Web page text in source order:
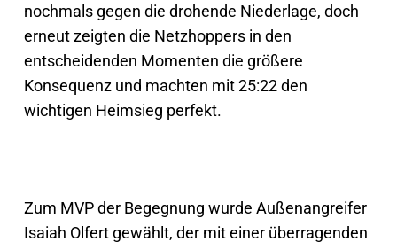
nochmals gegen die drohende Niederlage, doch
erneut zeigten die Netzhoppers in den
entscheidenden Momenten die größere
Konsequenz und machten mit 25:22 den
wichtigen Heimsieg perfekt.
Zum MVP der Begegnung wurde Außenangreifer
Isaiah Olfert gewählt, der mit einer überragenden